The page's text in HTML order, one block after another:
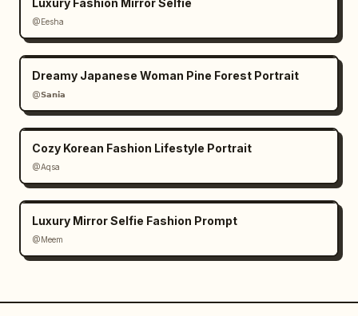
Luxury Fashion Mirror Selfie
@Eesha
Dreamy Japanese Woman Pine Forest Portrait
@𝗦𝗮𝗻𝗶𝗮
Cozy Korean Fashion Lifestyle Portrait
@Aqsa
Luxury Mirror Selfie Fashion Prompt
@Meem